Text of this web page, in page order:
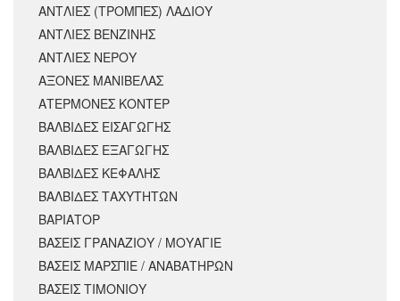
ΑΝΤΛΙΕΣ (ΤΡΟΜΠΕΣ) ΛΑΔΙΟΥ
ΑΝΤΛΙΕΣ ΒΕΝΖΙΝΗΣ
ΑΝΤΛΙΕΣ ΝΕΡΟΥ
ΑΞΟΝΕΣ ΜΑΝΙΒΕΛΑΣ
ΑΤΕΡΜΟΝΕΣ ΚΟΝΤΕΡ
ΒΑΛΒΙΔΕΣ ΕΙΣΑΓΩΓΗΣ
ΒΑΛΒΙΔΕΣ ΕΞΑΓΩΓΗΣ
ΒΑΛΒΙΔΕΣ ΚΕΦΑΛΗΣ
ΒΑΛΒΙΔΕΣ ΤΑΧΥΤΗΤΩΝ
ΒΑΡΙΑΤΟΡ
ΒΑΣΕΙΣ ΓΡΑΝΑΖΙΟΥ / ΜΟΥΑΓΙΕ
ΒΑΣΕΙΣ ΜΑΡΣΠΙΕ / ΑΝΑΒΑΤΗΡΩΝ
ΒΑΣΕΙΣ ΤΙΜΟΝΙΟΥ